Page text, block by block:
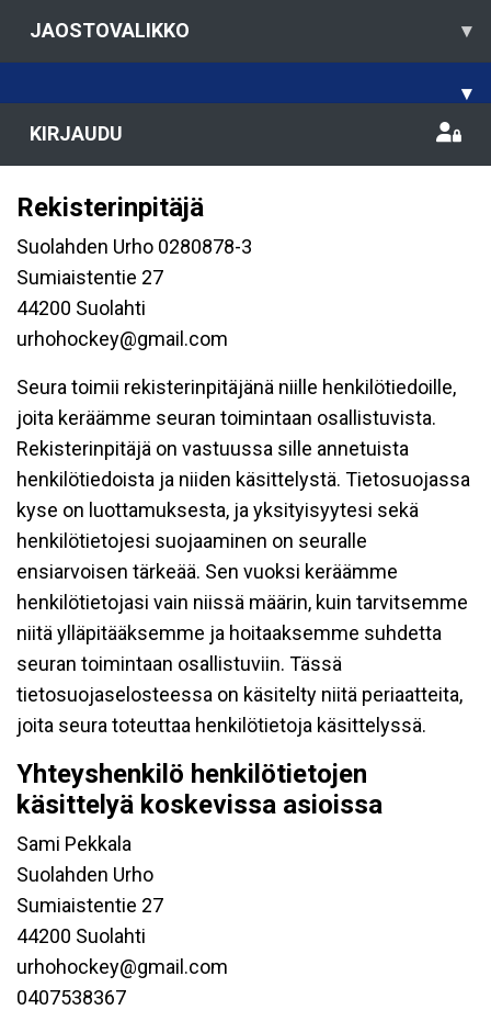
JAOSTOVALIKKO ▾
▾
KIRJAUDU
Rekisterinpitäjä
Suolahden Urho 0280878-3
Sumiaistentie 27
44200 Suolahti
urhohockey@gmail.com
Seura toimii rekisterinpitäjänä niille henkilötiedoille,
joita keräämme seuran toimintaan osallistuvista.
Rekisterinpitäjä on vastuussa sille annetuista
henkilötiedoista ja niiden käsittelystä. Tietosuojassa
kyse on luottamuksesta, ja yksityisyytesi sekä
henkilötietojesi suojaaminen on seuralle
ensiarvoisen tärkeää. Sen vuoksi keräämme
henkilötietojasi vain niissä määrin, kuin tarvitsemme
niitä ylläpitääksemme ja hoitaaksemme suhdetta
seuran toimintaan osallistuviin. Tässä
tietosuojaselosteessa on käsitelty niitä periaatteita,
joita seura toteuttaa henkilötietoja käsittelyssä.
Yhteyshenkilö henkilötietojen
käsittelyä koskevissa asioissa
Sami Pekkala
Suolahden Urho
Sumiaistentie 27
44200 Suolahti
urhohockey@gmail.com
0407538367